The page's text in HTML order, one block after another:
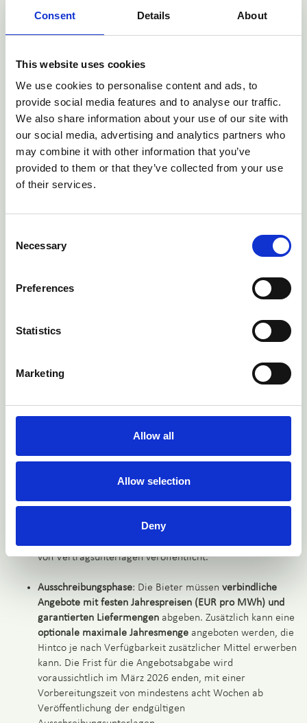
Consent Details About
This website uses cookies
We use cookies to personalise content and ads, to
provide social media features and to analyse our traffic.
We also share information about your use of our site with
our social media, advertising and analytics partners who
may combine it with other information that you’ve
provided to them or that they’ve collected from your use
of their services.
Selection
Necessary
Preferences
Statistics
Marketing
Allow all
Allow selection
Deny
Um die EU-Klimaschutzziele zu erreichen, muss die Produktion
Prozent
erzielen. Die Projekte müssen außerdem eine
Standardsdurchlaufen. Darüber hinaus ist die Einhaltung
internationaler Arbeitsnormen, lokaler
Wertschöpfungsrichtlinien und Anforderungen an eine
nachhaltige Land- und Wassernutzung verpflichtend.
Flexibilität der Auktion und Wettbewerbsstruktur
Ammoniak oder Methanol
vektoroffene globale
konzentriert, aber eine Reihe von
sofern der Wasserstoff vor der Lieferung extrahiert wird.
Teilnahmeantrag einreichen und nachweisen, dass sie die
Teilnahmebedingungen erfüllen. Dazu gehören der
Projektdetails und Erklärungen zu staatlichen
Investitionsentscheidungen.
Vertragsbedingungen erörtern, die sich auf die
Vertragsunterlagen werden geprüft und nach Abschluss
der Verhandlungen wird für jedes Los ein endgültiger Satz
von Vertragsunterlagen veröffentlicht.
Ausschreibungsphase: Die Bieter müssen verbindliche
Angebote mit festen Jahrespreisen (EUR pro MWh) und
garantierten Liefermengen abgeben. Zusätzlich kann eine
optionale maximale Jahresmenge angeboten werden, die
Hintco je nach Verfügbarkeit zusätzlicher Mittel erwerben
kann. Die Frist für die Angebotsabgabe wird
voraussichtlich im März 2026 enden, mit einer
Vorbereitungszeit von mindestens acht Wochen ab
Veröffentlichung der endgültigen